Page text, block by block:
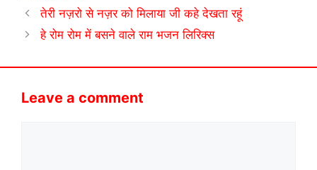
तेरी नज़रो से नज़र को मिलाया जी कहे देखता रहूं
हे रोम रोम में बसने वाले राम भजन लिरिक्स
Leave a comment